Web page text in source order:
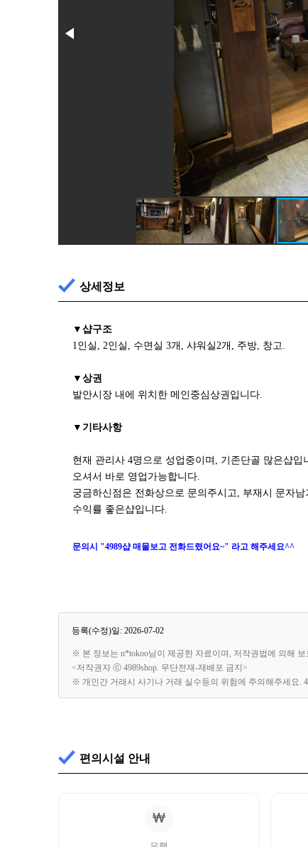
상세정보
▼샵구조
1인실, 2인실, 수면실 3개, 샤워실2개, 주방, 창고.
▼상권
발안시장 내에 위치한 메인중심상권입니다.
▼기타사항
현재 관리사 4명으로 성업중이며, 기존단골 많은샵입
오셔서 바로 영업가능합니다.
궁금하신점은 전화상으로 문의주시고, 부재시 문자남
수익률 좋은샵입니다.
문의시 "4989샵 매물보고 전화드렸어요~" 라고 해주세요^^
등록(수정)일: 2026-07-02
※ 본 정보는 n*tokoo님이 제공한 자료이며, 저작권법에 의해
<저작권자 ⓒ 4989shop. 무단전재-재배포 금지>
※ 개인간 거래시 사기나 거래 실수등의 위험에 주의해주세요.
편의시설 안내